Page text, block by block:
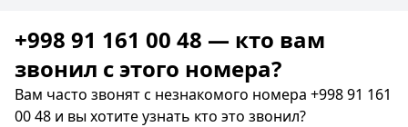
+998 91 161 00 48 — кто вам
звонил c этого номера?
Вам часто звонят с незнакомого номера +998 91 161
00 48 и вы хотите узнать кто это звонил?